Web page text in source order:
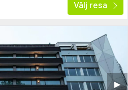
Välj resa
▶︎